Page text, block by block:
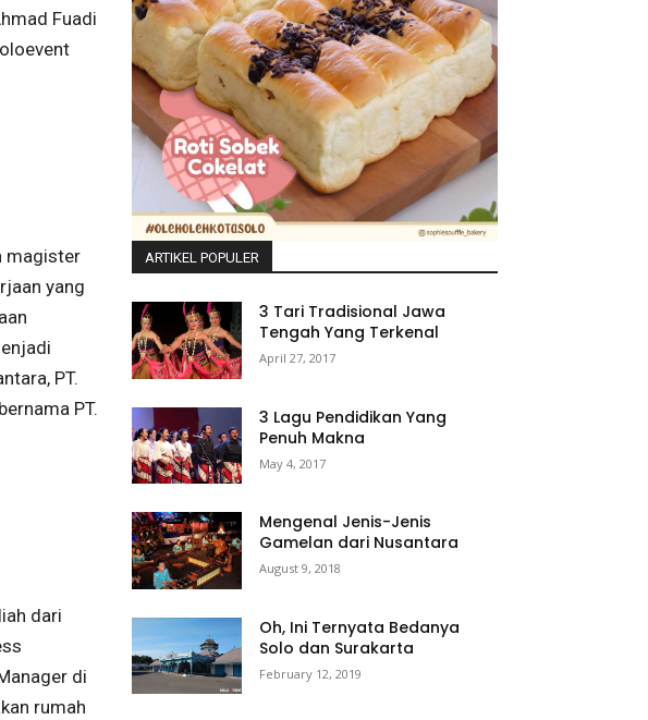
Fuadi
magister
yang
PT.
PT.
dari
di
rumah
ARTIKEL POPULER
3 Tari Tradisional Jawa
Tengah Yang Terkenal
April 27, 2017
3 Lagu Pendidikan Yang
Penuh Makna
May 4, 2017
Mengenal Jenis-Jenis
Gamelan dari Nusantara
August 9, 2018
Oh, Ini Ternyata Bedanya
Solo dan Surakarta
February 12, 2019